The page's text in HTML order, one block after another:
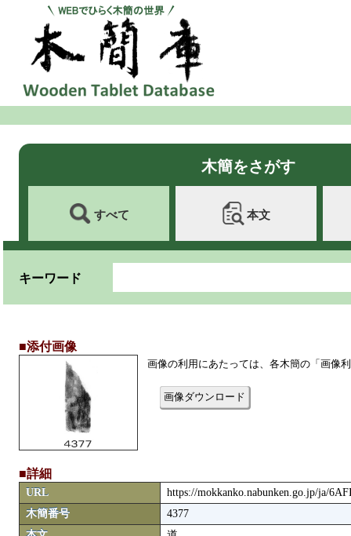
木簡をさがす
すべて 本文
キーワード
■添付画像
画像の利用にあたっては、各木簡の「画像
画像ダウンロード
■詳細
URL
https://mokkanko.nabunken.go.jp/ja/
木簡番号
4377